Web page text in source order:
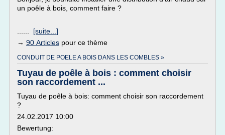
un poêle à bois, comment faire ?
[suite...]
→ 90 Articles pour ce thème
CONDUIT DE POELE A BOIS DANS LES COMBLES »
Tuyau de poêle à bois : comment choisir
son raccordement ...
Tuyau de poêle à bois: comment choisir son raccordement
?
24.02.2017 10:00
Bewertung: